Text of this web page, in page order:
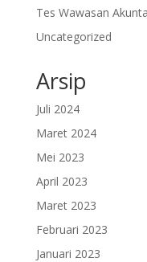
Tes Wawasan
Uncategorized
Arsip
Juli 2024
Maret 2024
Mei 2023
April 2023
Maret 2023
Februari 2023
Januari 2023